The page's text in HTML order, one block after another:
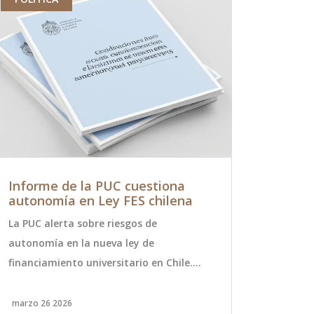
Informe de la PUC cuestiona
autonomía en Ley FES chilena
La PUC alerta sobre riesgos de
autonomía en la nueva ley de
financiamiento universitario en Chile.
estatal y falta de recursos frente al
marzo 26 2026